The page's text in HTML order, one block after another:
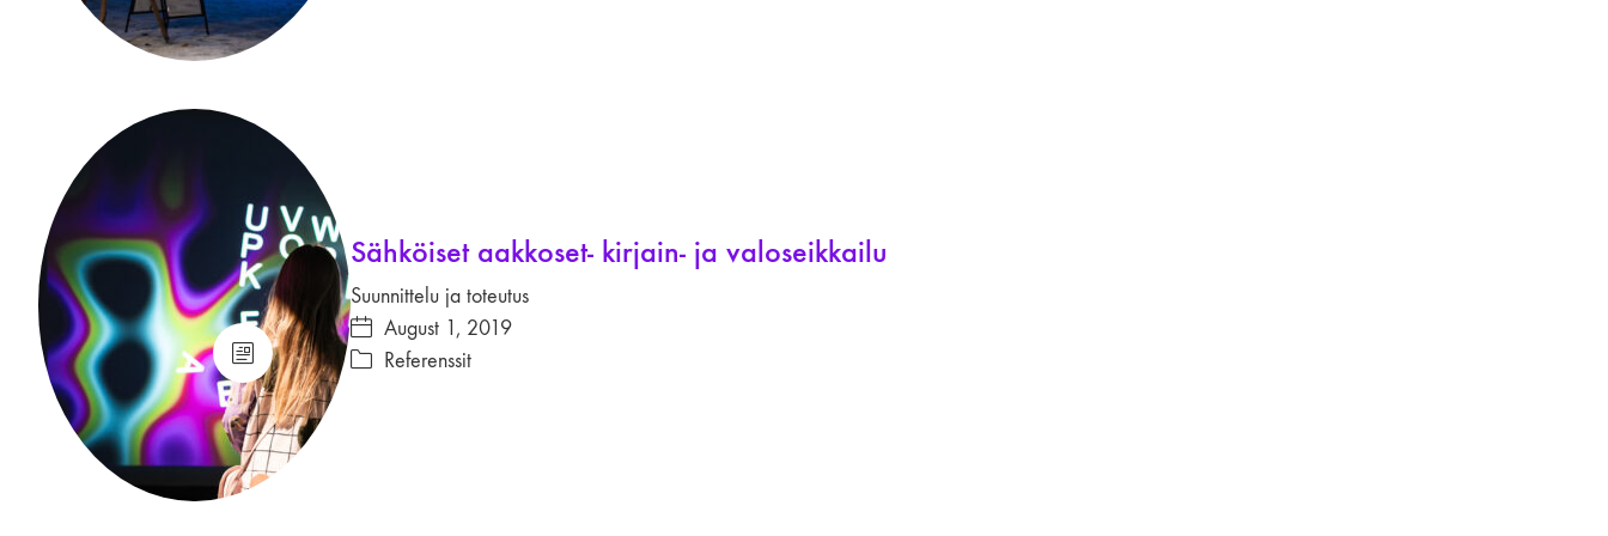
Sähköiset aakkoset- kirjain- ja valoseikkailu
Suunnittelu ja toteutus
August 1, 2019
Referenssit